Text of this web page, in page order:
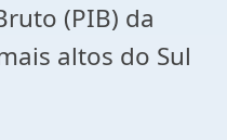
(PIB) da
altos do Sul